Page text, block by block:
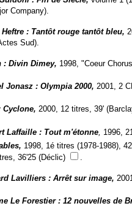
Company).
Heftre : Tantôt rouge tantôt bleu,
Sud).
: Divin Dimey, 1998, "Coeur
Jonasz : Olympia 2000, 2001, 2
Cyclone, 2000, 12 titres, 39'
Laffaille : Tout m'étonne, 1996,
1998, 1é titres (1978-1988),
36'25 (Déclic)
.
Lavilliers : Arrêt sur image,
Le Forestier : 12 nouvelles de